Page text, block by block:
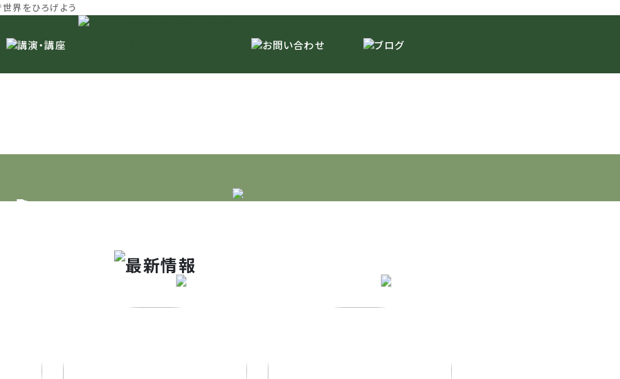
界をひろげよう